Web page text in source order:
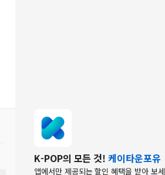
K-POP의 모든 것! 케이타운포유
앱에서만 제공되는 할인 혜택을 받아 보세